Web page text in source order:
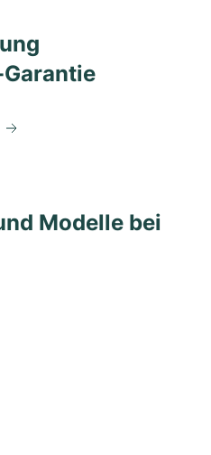
Garantie
Modelle bei